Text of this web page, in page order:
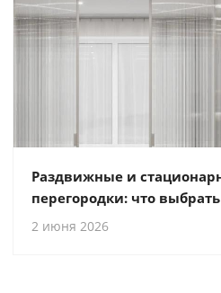
Раздвижные и
перегородки: что выбрать
2 июня 2026